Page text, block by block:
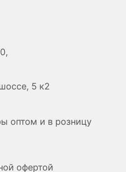
5 к2
оптом и в розницу
офертой